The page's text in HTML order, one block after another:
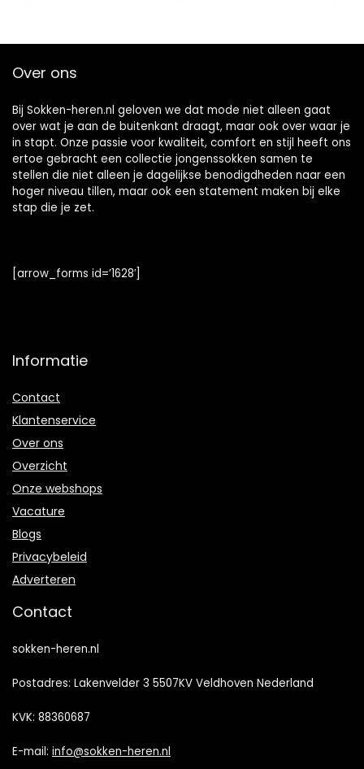
Over ons
Bij Sokken-heren.nl geloven we dat mode niet alleen gaat
over wat je aan de buitenkant draagt, maar ook over waar je
in stapt. Onze passie voor kwaliteit, comfort en stijl heeft ons
ertoe gebracht een collectie jongenssokken samen te
stellen die niet alleen je dagelijkse benodigdheden naar een
hoger niveau tillen, maar ook een statement maken bij elke
stap die je zet.
[arrow_forms id=’1628′]
Informatie
Contact
Klantenservice
Over ons
Overzicht
Onze webshops
Vacature
Blogs
Privacybeleid
Adverteren
Contact
sokken-heren.nl
Postadres: Lakenvelder 3 5507KV Veldhoven Nederland
KVK: 88360687
E-mail: info@sokken-heren.nl